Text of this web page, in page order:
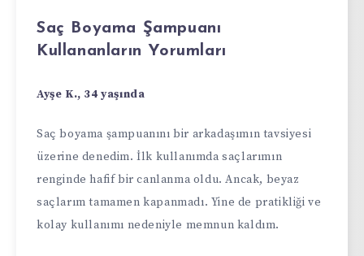
Saç Boyama Şampuanı
Kullananların Yorumları
Ayşe K., 34 yaşında
Saç boyama şampuanını bir arkadaşımın tavsiyesi
üzerine denedim. İlk kullanımda saçlarımın
renginde hafif bir canlanma oldu. Ancak, beyaz
saçlarım tamamen kapanmadı. Yine de pratikliği ve
kolay kullanımı nedeniyle memnun kaldım.